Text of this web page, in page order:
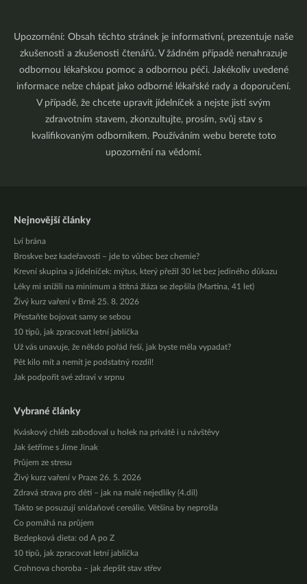
Upozornění: Obsah těchto stránek je informativní, prezentuje naše
zkušenosti a zkušenosti čtenářů. V žádném případě nenahrazuje
odbornou lékařskou pomoc a odbornou péči. Jakékoliv uvedené
informace nelze chápat jako odborné lékařské rady a doporučení.
V případě, že chcete upravit jídelníček a nejste jistí svým
zdravotním stavem, zkonzultujte, prosím, svůj stav s
kvalifikovaným odborníkem. Používáním webu berete toto
upozornění na vědomí.
Nejnovější články
Lví brána
Broskve bez kadeřavosti – jde to vůbec bez chemie?
Krevní skupina a jídelníček: mýtus, který přežil 30 let bez jediného důkazu
Léky mi snížili na minimum a štítná žláza se zlepšila (Martina, 41 let)
Živý kurz vaření v Brně 25. 8. 2026
Přestaňte bojovat samy se sebou
10 tipů, jak zpracovat letní jablíčka
Už vás unavuje, že někdo pořád řeší, jak byste měla vypadat?
Pět kilo mít a nemít je podstatný rozdíl!
Jak podpořit své zdraví v srpnu
Vybrané články
Kváskový chléb zabodoval u holek na privátě i u návštěvy
Jak šetříme s Jíme Jinak
Průjem ze stresu
Živý kurz vaření v Praze 26. 5. 2026
Zdravá strava pro děti – jak na malé nejedlíky (4.díl)
Takto se posuzují snídaňové cereálie. Většina by neprošla
Co pomáhá na průjem
Bezlepková dieta: od A po Z
10 tipů, jak zpracovat letní jablíčka
Crohnova choroba – jak zlepšit stav střev